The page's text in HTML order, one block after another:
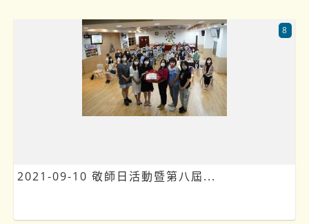
2021-09-10 敬師日活動暨第八屆...
8